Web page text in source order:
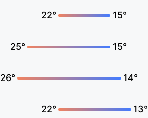
22° 15°
25° 15°
26° 14°
22° 13°